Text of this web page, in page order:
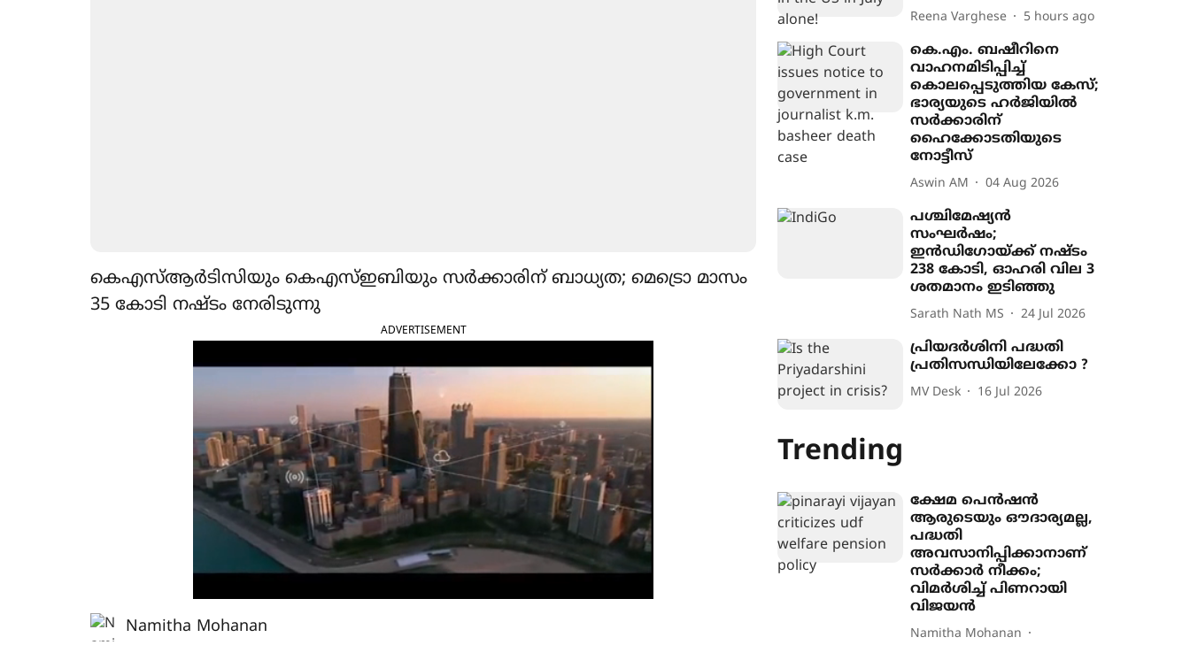
കെഎസ്ആർടിസിയും കെഎസ്ഇബിയും സർക്കാരിന് ബാധ്യത; മെട്രൊ മാസം
35 കോടി നഷ്ടം നേരിടുന്നു
ADVERTISEMENT
Namitha Mohanan
Reena Varghese 5 hours ago
കെ.എം. ബഷീറിനെ
വാഹനമിടിപ്പിച്ച്
കൊലപ്പെടുത്തിയ കേസ്;
ഭാര‍്യയുടെ ഹർജിയിൽ
സർക്കാരിന്
ഹൈക്കോടതിയുടെ
നോട്ടീസ്
Aswin AM 04 Aug 2026
പശ്ചിമേഷ്യൻ
സംഘർഷം;
ഇൻഡിഗോയ്ക്ക് നഷ്ടം
238 കോടി, ഓഹരി വില 3
ശതമാനം ഇടിഞ്ഞു
Sarath Nath MS 24 Jul 2026
പ്രിയദര്‍ശിനി പദ്ധതി
പ്രതിസന്ധിയിലേക്കോ ?
MV Desk 16 Jul 2026
Trending
ക്ഷേമ പെൻഷൻ
ആരുടെയും ഔദാര്യമല്ല,
പദ്ധതി
അവസാനിപ്പിക്കാനാണ്
സർക്കാർ നീക്കം;
വിമർശിച്ച് പിണറായി
വിജയൻ
Namitha Mohanan